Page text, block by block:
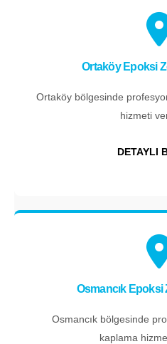
Ortaköy Epoksi
Ortaköy bölgesinde
hizmeti
DETAYLI
Osmancık
Osmancık bölgesinde
kaplama